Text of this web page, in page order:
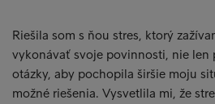
Riešila som s ňou stres, ktorý
vykonávať svoje povinnosti, nie len
otázky, aby pochopila širšie moju
možné riešenia. Vysvetlila mi, že